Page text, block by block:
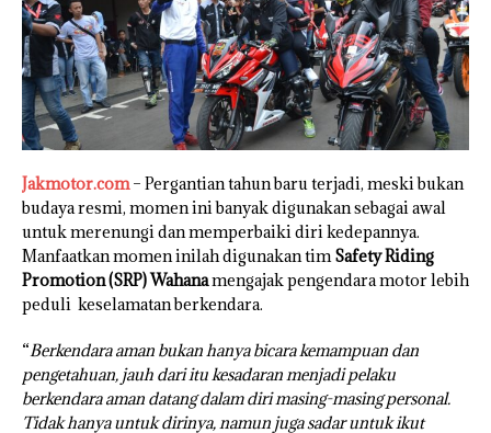
Jakmotor.com– Pergantian tahun baru terjadi, meski bukan
budaya resmi, momen ini banyak digunakan sebagai awal
untuk merenungi dan memperbaiki diri kedepannya.
Manfaatkan momen inilah digunakan timSafety Riding
Promotion (SRP) Wahanamengajak pengendara motor lebih
peduli keselamatan berkendara.
“Berkendara aman bukan hanya bicara kemampuan dan
pengetahuan, jauh dari itu kesadaran menjadi pelaku
berkendara aman datang dalam diri masing-masing personal.
Tidak hanya untuk dirinya, namun juga sadar untuk ikut